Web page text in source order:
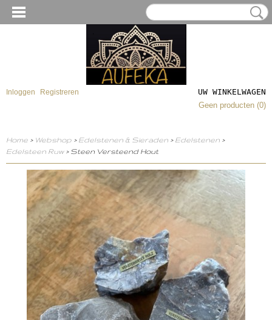
Inloggen Registreren
UW WINKELWAGEN
Geen producten (0)
Home > Webshop > Edelstenen & Sieraden > Edelstenen >
Edelsteen Ruw> Steen Versteend Hout